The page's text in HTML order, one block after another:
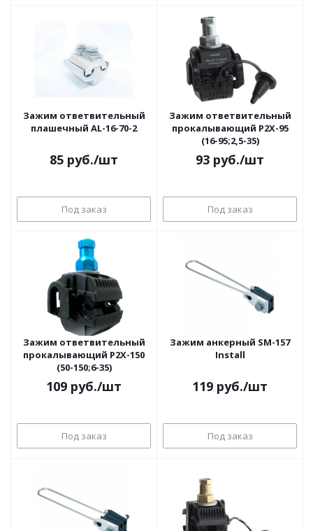
Зажим ответвительный
плашечный AL-16-70-2
85 руб./шт
Под заказ
Зажим ответвительный
прокалывающий P2X-95
(16-95;2,5-35)
93 руб./шт
Под заказ
Зажим ответвительный
прокалывающий P2X-150
(50-150;6-35)
109 руб./шт
Под заказ
Зажим анкерный SM-157
Install
119 руб./шт
Под заказ